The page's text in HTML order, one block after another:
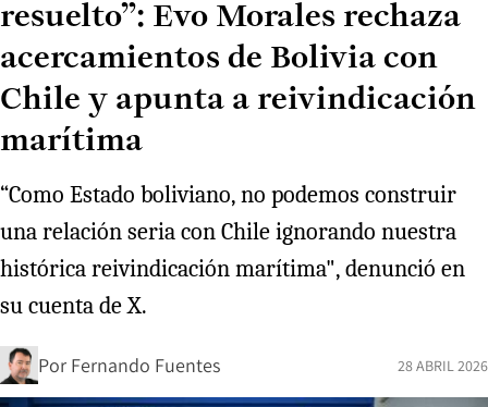
resuelto”: Evo Morales rechaza
acercamientos de Bolivia con
Chile y apunta a reivindicación
marítima
“Como Estado boliviano, no podemos construir
una relación seria con Chile ignorando nuestra
histórica reivindicación marítima", denunció en
su cuenta de X.
Por Fernando Fuentes 28 ABRIL 2026